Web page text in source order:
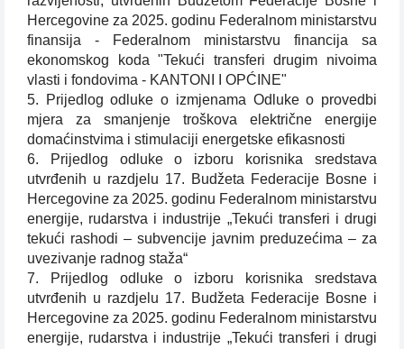
Hercegovine za 2025. godinu Federalnom ministarstvu
finansija - Federalnom ministarstvu financija sa
ekonomskog koda "Tekući transferi drugim nivoima
vlasti i fondovima - KANTONI I OPĆINE"
5. Prijedlog odluke o izmjenama Odluke o provedbi
mjera za smanjenje troškova električne energije
domaćinstvima i stimulaciji energetske efikasnosti
6. Prijedlog odluke o izboru korisnika sredstava
utvrđenih u razdjelu 17. Budžeta Federacije Bosne i
Hercegovine za 2025. godinu Federalnom ministarstvu
energije, rudarstva i industrije „Tekući transferi i drugi
tekući rashodi – subvencije javnim preduzećima – za
uvezivanje radnog staža“
7. Prijedlog odluke o izboru korisnika sredstava
utvrđenih u razdjelu 17. Budžeta Federacije Bosne i
Hercegovine za 2025. godinu Federalnom ministarstvu
energije, rudarstva i industrije „Tekući transferi i drugi